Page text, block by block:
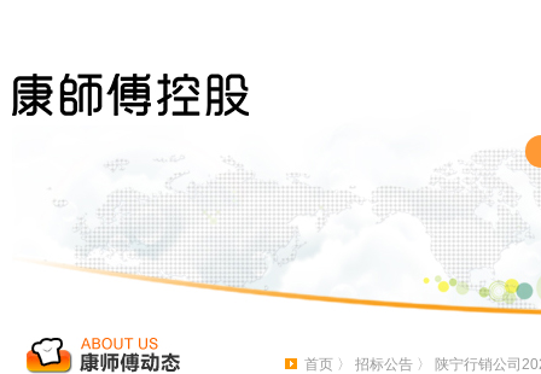
首页 〉 招标公告 〉 陕宁行销公司